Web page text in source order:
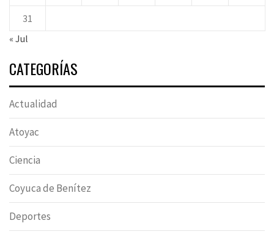
31
« Jul
CATEGORÍAS
Actualidad
Atoyac
Ciencia
Coyuca de Benítez
Deportes